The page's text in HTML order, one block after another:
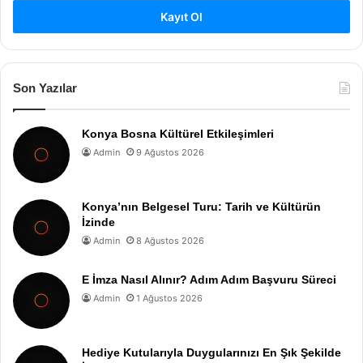
Kayıt Ol
Son Yazılar
Konya Bosna Kültürel Etkileşimleri
Admin 9 Ağustos 2026
Konya’nın Belgesel Turu: Tarih ve Kültürün
İzinde
Admin 8 Ağustos 2026
E İmza Nasıl Alınır? Adım Adım Başvuru Süreci
Admin 1 Ağustos 2026
Hediye Kutularıyla Duygularınızı En Şık Şekilde